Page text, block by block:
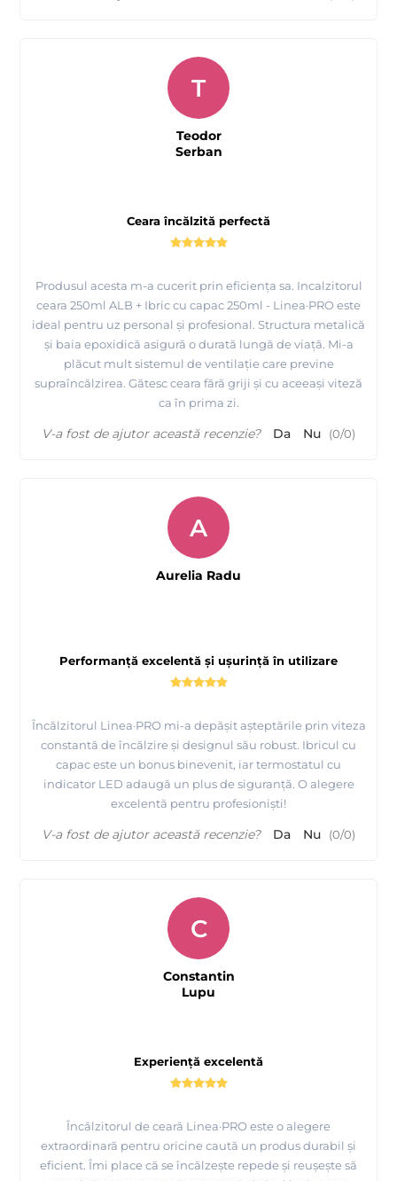
Ceara încălzită perfectă
Produsul acesta m-a cucerit prin eficiența sa. Incalzitorul
ceara 250ml ALB + Ibric cu capac 250ml - Linea·PRO este
ideal pentru uz personal și profesional. Structura metalică
și baia epoxidică asigură o durată lungă de viață. Mi-a
plăcut mult sistemul de ventilație care previne
supraîncălzirea. Gătesc ceara fără griji și cu aceeași viteză
ca în prima zi.
T
Teodor
Serban
V-a fost de ajutor această recenzie? Da Nu (0/0)
Performanță excelentă și ușurință în utilizare
Încălzitorul Linea·PRO mi-a depășit așteptările prin viteza
constantă de încălzire și designul său robust. Ibricul cu
capac este un bonus binevenit, iar termostatul cu
indicator LED adaugă un plus de siguranță. O alegere
excelentă pentru profesioniști!
A
Aurelia Radu
V-a fost de ajutor această recenzie? Da Nu (0/0)
Experiență excelentă
Încălzitorul de ceară Linea·PRO este o alegere
extraordinară pentru oricine caută un produs durabil și
eficient. Îmi place că se încălzește repede și reușește să
C
Constantin
Lupu